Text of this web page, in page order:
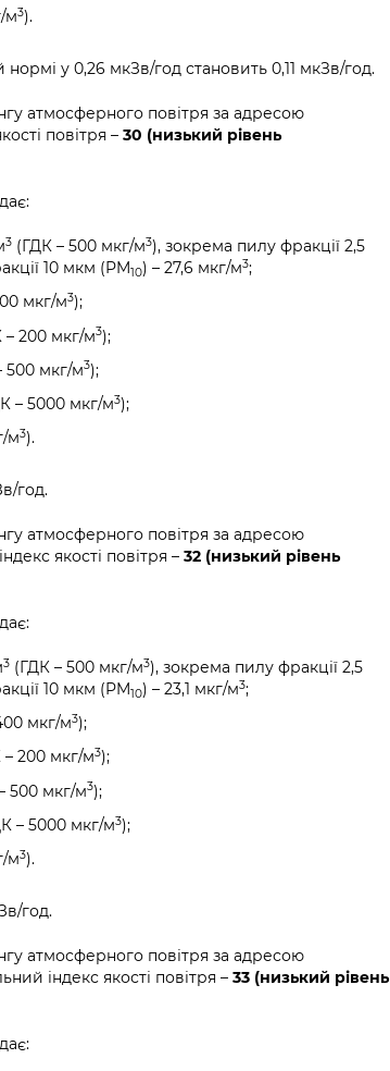
м3).
у 0,26 мкЗв/год становить 0,11 мкЗв/год.
атмосферного повітря за адресою
повітря – 30 (низький рівень
3 (ГДК – 500 мкг/м3), зокрема пилу фракції 2,5
10 мкм (PM10) – 27,6 мкг/м3;
мкг/м3);
– 200 мкг/м3);
500 мкг/м3);
– 5000 мкг/м3);
м3).
год.
атмосферного повітря за адресою
якості повітря – 32 (низький рівень
3 (ГДК – 500 мкг/м3), зокрема пилу фракції 2,5
10 мкм (PM10) – 23,1 мкг/м3;
мкг/м3);
– 200 мкг/м3);
500 мкг/м3);
– 5000 мкг/м3);
м3).
год.
атмосферного повітря за адресою
індекс якості повітря – 33 (низький рівень